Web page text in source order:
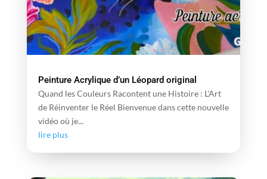
Peinture Acrylique d’un Léopard original
Quand les Couleurs Racontent une Histoire : L'Art
de Réinventer le Réel Bienvenue dans cette nouvelle
vidéo où je...
lire plus